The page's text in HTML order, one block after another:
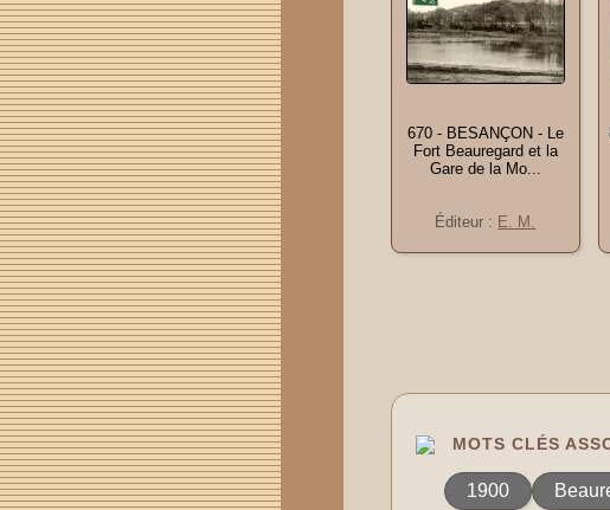
670 - BESANÇON - Le
Fort Beauregard et la
Gare de la Mo...
Éditeur : E. M.
MOTS CLÉS
1900